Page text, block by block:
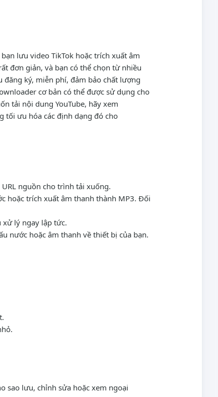
lưu video TikTok hoặc trích xuất âm
đơn giản, và bạn có thể chọn từ nhiều
đăng ký, miễn phí, đảm bảo chất lượng
cơ bản có thể được sử dụng cho
tải nội dung YouTube, hãy xem
ưu hóa các định dạng đó cho
nguồn cho trình tải xuống.
hoặc trích xuất âm thanh thành MP3. Đối
xử lý ngay lập tức.
nước hoặc âm thanh về thiết bị của bạn.
sao lưu, chỉnh sửa hoặc xem ngoại